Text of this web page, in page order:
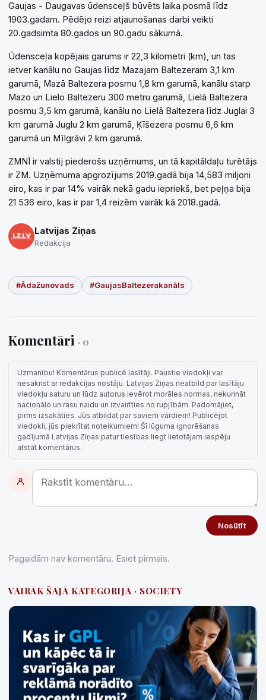
Gaujas - Daugavas ūdensceļš būvēts laika posmā līdz
1903.gadam. Pēdējo reizi atjaunošanas darbi veikti
20.gadsimta 80.gados un 90.gadu sākumā.
Ūdensceļa kopējais garums ir 22,3 kilometri (km), un tas
ietver kanālu no Gaujas līdz Mazajam Baltezeram 3,1 km
garumā, Mazā Baltezera posmu 1,8 km garumā, kanālu starp
Mazo un Lielo Baltezeru 300 metru garumā, Lielā Baltezera
posmu 3,5 km garumā, kanālu no Lielā Baltezera līdz Juglai 3
km garumā Juglu 2 km garumā, Ķīšezera posmu 6,6 km
garumā un Mīlgrāvi 2 km garumā.
ZMNĪ ir valstij piederošs uzņēmums, un tā kapitāldaļu turētājs
ir ZM. Uzņēmuma apgrozījums 2019.gadā bija 14,583 miljoni
eiro, kas ir par 14% vairāk nekā gadu iepriekš, bet peļņa bija
21 536 eiro, kas ir par 1,4 reizēm vairāk kā 2018.gadā.
Latvijas Ziņas
Redakcija
#Ādažunovads #GaujasBaltezerakanāls
Komentāri · 0
Uzmanību! Komentārus publicē lasītāji. Paustie viedokļi var
nesakrist ar redakcijas nostāju. Latvijas Ziņas neatbild par lasītāju
viedokļu saturu un lūdz autorus ievērot morāles normas, nekurināt
nacionālo un rasu naidu un izvairīties no rupjībām. Padomājiet,
pirms izsakāties. Jūs atbildat par saviem vārdiem! Publicējot
viedokli, jūs piekrītat noteikumiem! Šī lūguma ignorēšanas
gadījumā Latvijas Ziņas patur tiesības liegt lietotājam iespēju
atstāt komentārus.
Nosūtīt
Pagaidām nav komentāru. Esiet pirmais.
VAIRĀK ŠAJĀ KATEGORIJĀ · SOCIETY